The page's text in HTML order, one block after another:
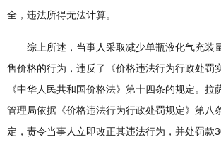
全，违法所得无法计算。
综上所述，当事人采取减少单瓶液化气充装
售价格的行为，违反了《价格违法行为行政处罚
《中华人民共和国价格法》第十四条的规定。拉
管理局依据《价格违法行为行政处罚规定》第八
定，责令当事人立即改正其违法行为，并处罚款